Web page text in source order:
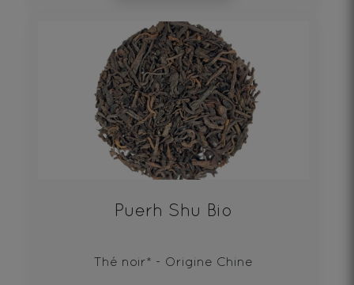
Puerh Shu Bio
Thé noir* - Origine Chine